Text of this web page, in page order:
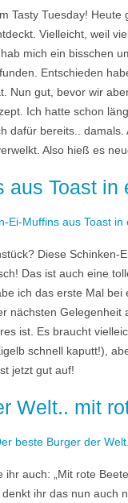
Tasty Tuesday!
Vielleicht, weil
mich ein bisschen
Entschieden
Nun gut, bevor wir
Ich hatte schon
dafür bereits..
Also hieß es
aus Toast
Diese
Das ist auch eine
ich das erste Mal
nächsten
ist. Es braucht
schnell kaputt!),
jetzt gut auf!
Welt.. mit
auch: „Mit rote
ihr das nun auch